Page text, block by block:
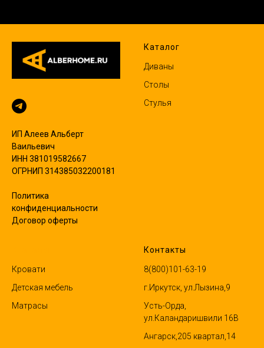
ИП Алеев Альберт
Ваильевич
ИНН 381019582667
ОГРНИП 314385032200181
Политика
конфиденциальности
Договор оферты
Каталог
Диваны
Столы
Стулья
Кровати
Детская мебель
Матрасы
Контакты
8(800)101-63-19
г.Иркутск, ул.Лызина,9
Усть-Орда,
ул.Каландаришвили 16В
Ангарск,205 квартал,14